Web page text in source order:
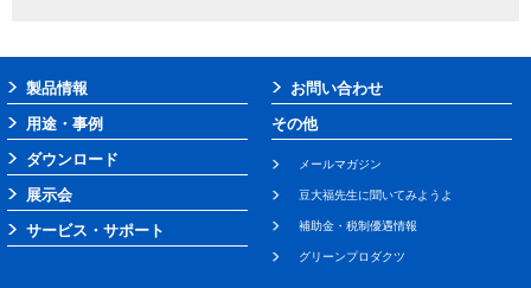
製品情報
用途・事例
ダウンロード
展示会
サービス・サポート
お問い合わせ
その他
メールマガジン
豆大福先生に聞いてみようよ
補助金・税制優遇情報
グリーンプロダクツ